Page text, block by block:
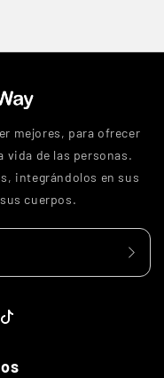
mejores, para ofrecer
vida de las personas.
integrándolos en sus
cuerpos.
TikTok